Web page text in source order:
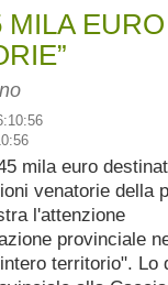
MILA
mila euro
venatorie della
l'attenzione
provinciale
territorio". Lo